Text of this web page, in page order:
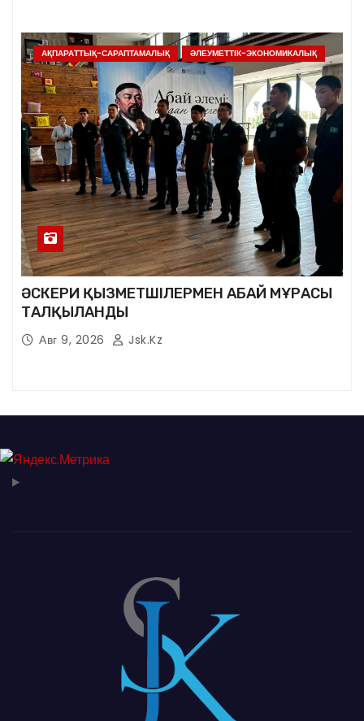
АҚПАРАТТЫҚ-САРАПТАМАЛЫҚ ӘЛЕУМЕТТІК-ЭКОНОМИКАЛЫҚ
ӘСКЕРИ ҚЫЗМЕТШІЛЕРМЕН АБАЙ МҰРАСЫ
ТАЛҚЫЛАНДЫ
Авг 9, 2026 Jsk.kz